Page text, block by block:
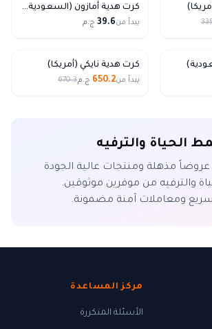
كرت هدية أمازون (السعودية، مصر، الإمارات)
يبدأ من39.6 ج.م
3% Off
كرت هدية نايكي (أمريكا)
يبدأ من650.2 ج.م670.3
الحياة والترفيه
مذهلة ومنتجات عالية الجودة
والترفيه من موفرين موثوقين.
ومعاملات آمنة مضمونة.
مركز المساعدة
الأسئلة المتكررة